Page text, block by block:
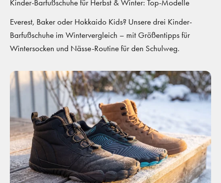
Kinder-Barfußschuhe für Herbst & Winter: Top-Modelle
Everest, Baker oder Hokkaido Kids? Unsere drei Kinder-
Barfußschuhe im Wintervergleich – mit Größentipps für
Wintersocken und Nässe-Routine für den Schulweg.